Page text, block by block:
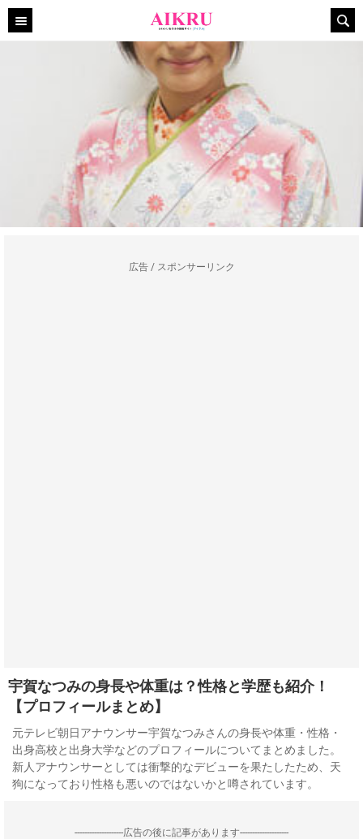
広告 / スポンサーリンク
宇賀なつみの身長や体重は？性格と学歴も紹介！
【プロフィールまとめ】
元テレビ朝日アナウンサー宇賀なつみさんの身長や体重・性格・
出身高校と出身大学などのプロフィールについてまとめました。
新人アナウンサーとしては衝撃的なデビューを果たしたため、天
狗になっており性格も悪いのではないかと噂されています。
--------------------広告の後に記事があります--------------------